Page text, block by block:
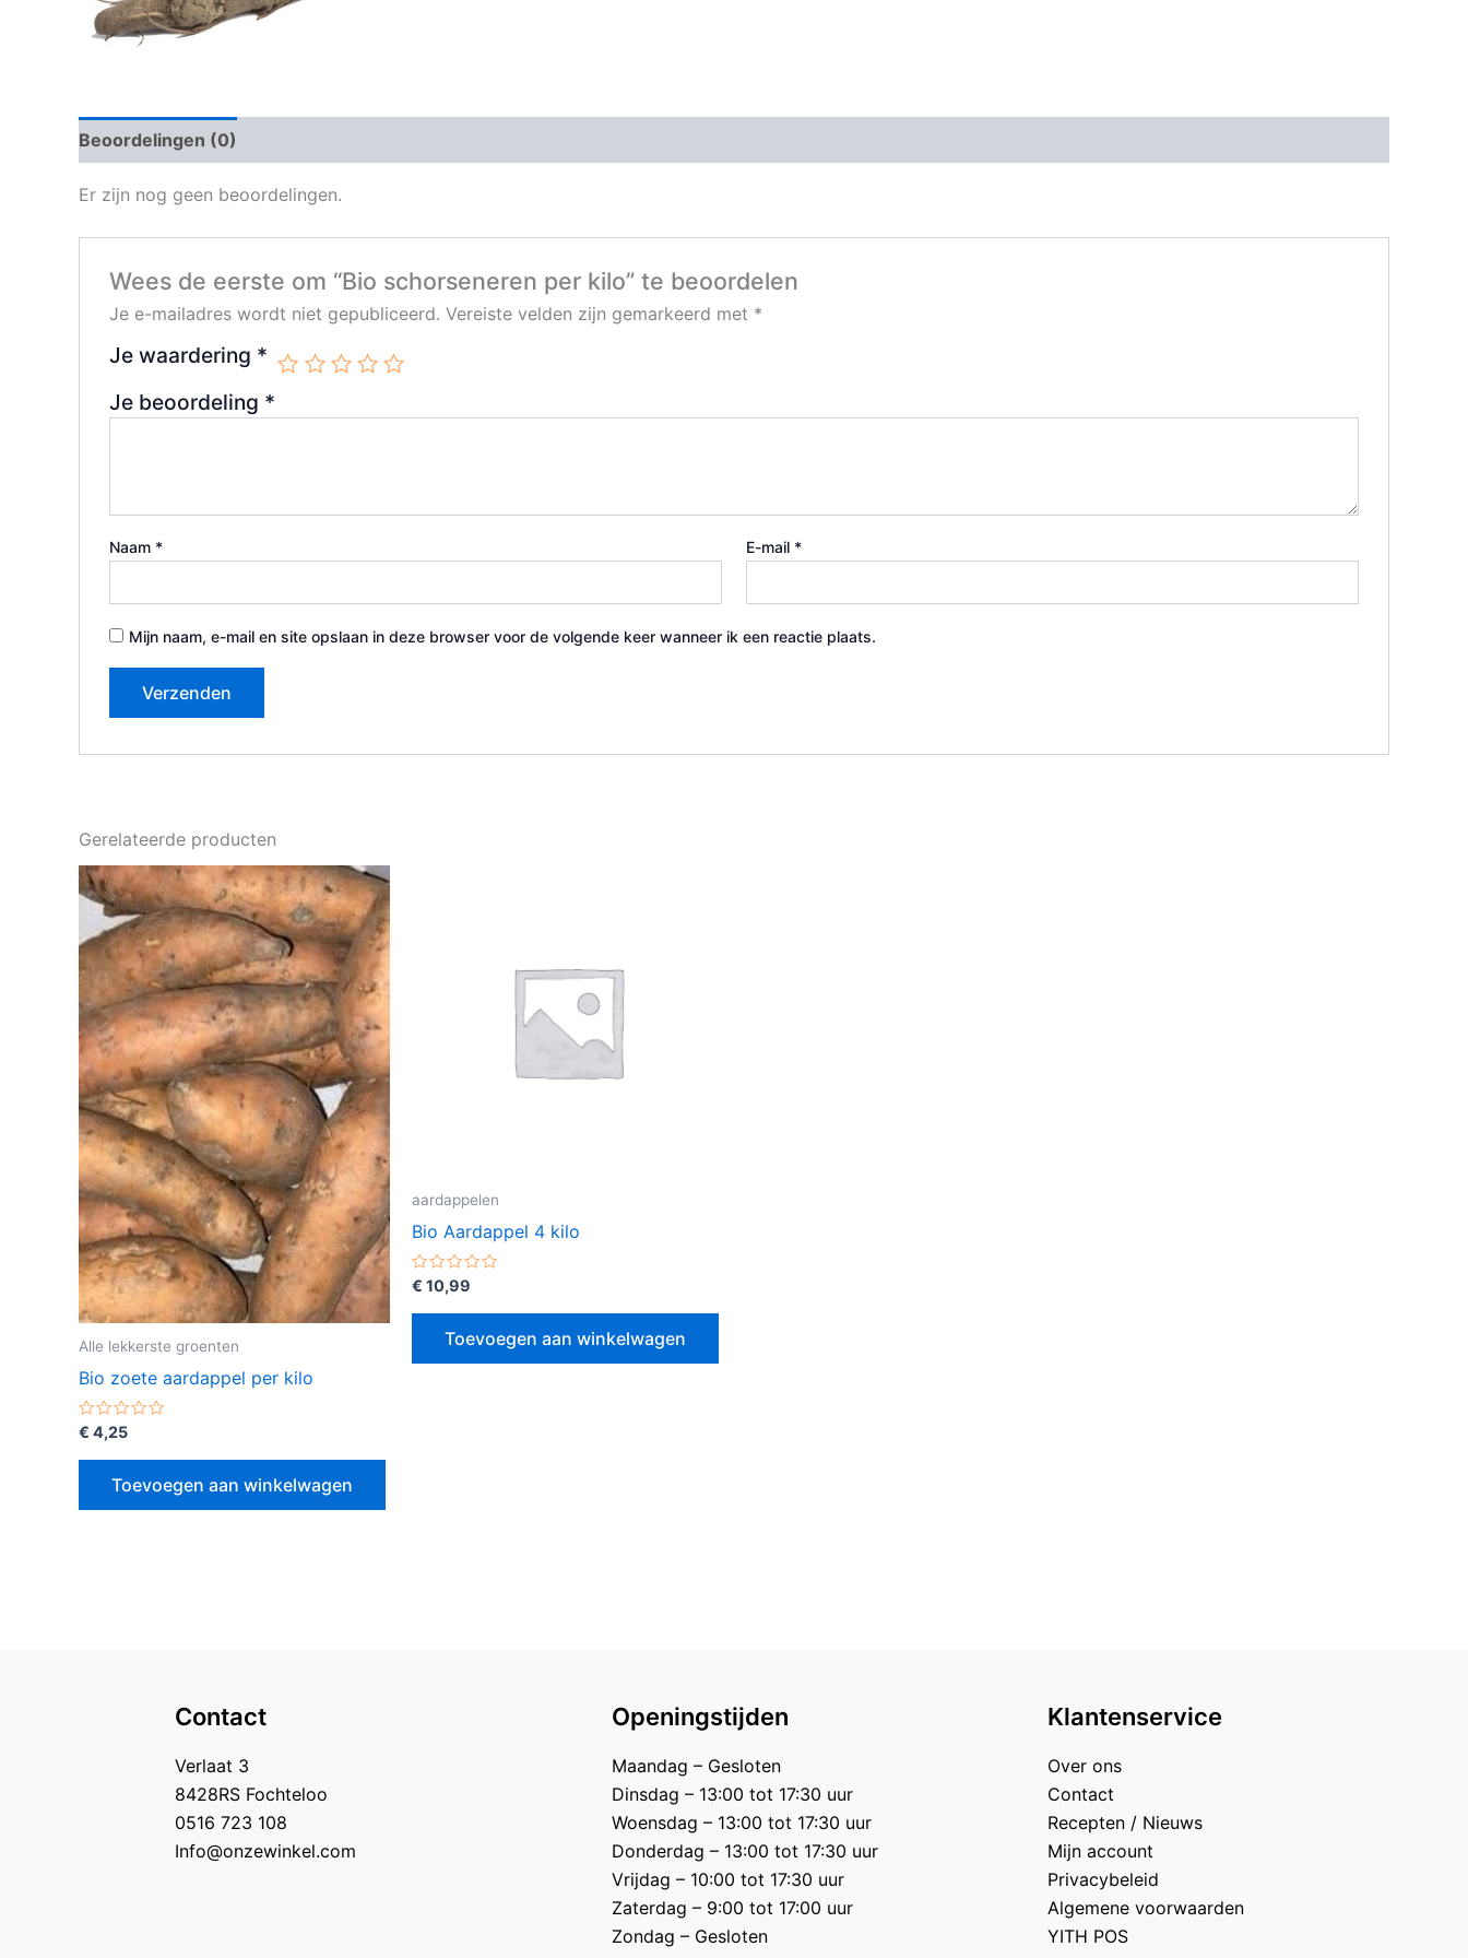
Beoordelingen (0)
Er zijn nog geen beoordelingen.
Wees de eerste om “Bio schorseneren per kilo” te beoordelen
Je e-mailadres wordt niet gepubliceerd. Vereiste velden zijn gemarkeerd met *
Je waardering *
Je beoordeling *
Naam * E-mail *
Mijn naam, e-mail en site opslaan in deze browser voor de volgende keer wanneer ik een reactie plaats.
Gerelateerde producten
Alle lekkerste groenten
Bio zoete aardappel per kilo
Gewaardeerd
uit
€ 4,25
Toevoegen aan winkelwagen
aardappelen
Bio Aardappel 4 kilo
Gewaardeerd
uit
€ 10,99
Toevoegen aan winkelwagen
Contact
Verlaat 3
8428RS Fochteloo
0516 723 108
Info@onzewinkel.com
Openingstijden
Maandag – Gesloten
Dinsdag – 13:00 tot 17:30 uur
Woensdag – 13:00 tot 17:30 uur
Donderdag – 13:00 tot 17:30 uur
Vrijdag – 10:00 tot 17:30 uur
Zaterdag – 9:00 tot 17:00 uur
Zondag – Gesloten
Klantenservice
Over ons
Contact
Recepten / Nieuws
Mijn account
Privacybeleid
Algemene voorwaarden
YITH POS